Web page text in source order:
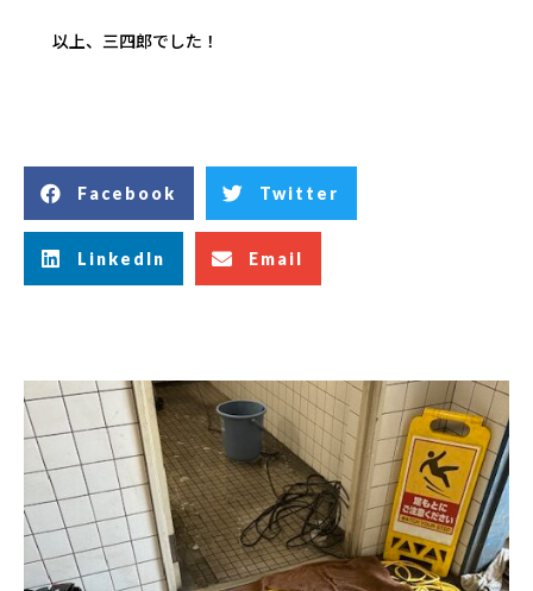
以上、三四郎でした！
Facebook Twitter
LinkedIn Email